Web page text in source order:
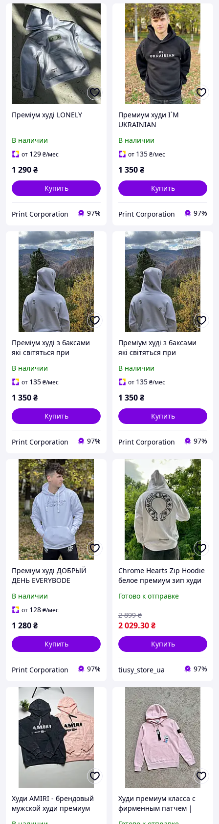
Преміум худі LONELY
В наличии
от 129₴/мес
1 290₴
Купить
Print Corporation 97%
Премиум худи I`M
UKRAINIAN
В наличии
от 135₴/мес
1 350₴
Купить
Print Corporation 97%
Преміум худі з баксами
які світяться при
В наличии
от 135₴/мес
1 350₴
Купить
Print Corporation 97%
Преміум худі з баксами
які світяться при
В наличии
от 135₴/мес
1 350₴
Купить
Print Corporation 97%
Преміум худі ДОБРЫЙ
ДЕНЬ EVERYBODE
В наличии
от 128₴/мес
1 280₴
Купить
Print Corporation 97%
Chrome Hearts Zip Hoodie
белое премиум зип худи
белая кофта на молнии с
streetwear S-XXL
Готово к отправке
2 029.30₴
2 899 ₴
Купить
tiusy_store_ua 97%
Худи AMIRI - брендовый
мужской худи премиум
Худи премиум класса с
фирменным патчем |